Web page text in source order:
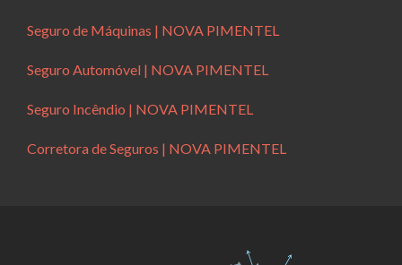
Seguro de Máquinas | NOVA PIMENTEL
Seguro Automóvel | NOVA PIMENTEL
Seguro Incêndio | NOVA PIMENTEL
Corretora de Seguros | NOVA PIMENTEL